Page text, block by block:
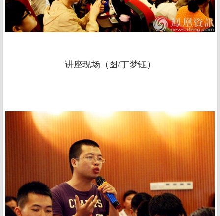
讲座现场（图/丁梦钰）